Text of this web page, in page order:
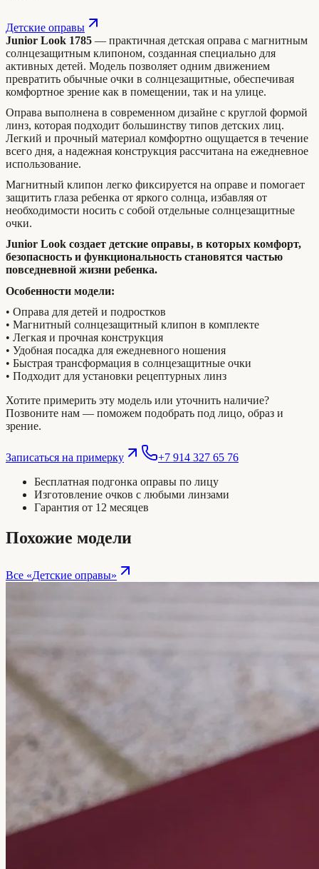
Детские оправы
Junior Look 1785 — практичная детская оправа с магнитным
солнцезащитным клипоном, созданная специально для
активных детей. Модель позволяет одним движением
превратить обычные очки в солнцезащитные, обеспечивая
комфортное зрение как в помещении, так и на улице.
Оправа выполнена в современном дизайне с круглой формой
линз, которая подходит большинству типов детских лиц.
Легкий и прочный материал комфортно ощущается в течение
всего дня, а надежная конструкция рассчитана на ежедневное
использование.
Магнитный клипон легко фиксируется на оправе и помогает
защитить глаза ребенка от яркого солнца, избавляя от
необходимости носить с собой отдельные солнцезащитные
очки.
Junior Look создает детские оправы, в которых комфорт,
безопасность и функциональность становятся частью
повседневной жизни ребенка.
Особенности модели:
• Оправа для детей и подростков
• Магнитный солнцезащитный клипон в комплекте
• Легкая и прочная конструкция
• Удобная посадка для ежедневного ношения
• Быстрая трансформация в солнцезащитные очки
• Подходит для установки рецептурных линз
Хотите примерить эту модель или уточнить наличие?
Позвоните нам — поможем подобрать под лицо, образ и
зрение.
Записаться на примерку
+7 914 327 65 76
Бесплатная подгонка оправы по лицу
Изготовление очков с любыми линзами
Гарантия от 12 месяцев
Похожие модели
Все «Детские оправы»